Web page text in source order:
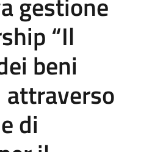
“Il
beni
di